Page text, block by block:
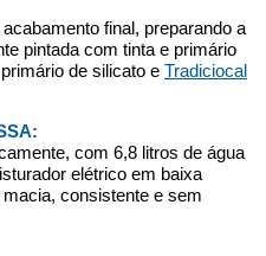
final, preparando a
pintada com tinta e primário
de silicato e Tradiciocal
com 6,8 litros de água
elétrico em baixa
consistente e sem